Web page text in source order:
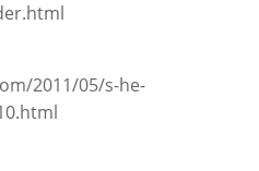
2011/05/s-he-